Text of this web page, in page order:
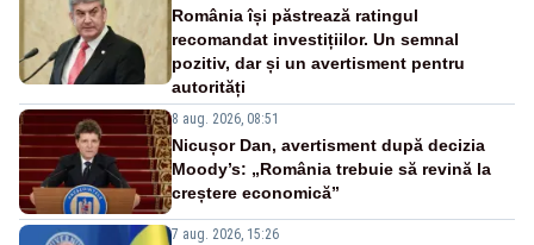
România își păstrează ratingul
recomandat investițiilor. Un semnal
pozitiv, dar și un avertisment pentru
autorități
8 aug. 2026, 08:51
Nicușor Dan, avertisment după decizia
Moody’s: „România trebuie să revină la
creștere economică”
7 aug. 2026, 15:26